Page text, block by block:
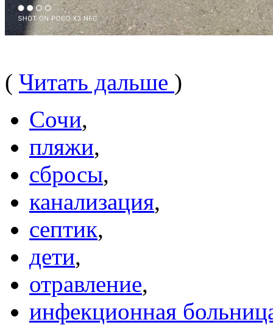
( Читать дальше )
Сочи,
пляжи,
сбросы,
канализация,
септик,
дети,
отравление,
инфекционная